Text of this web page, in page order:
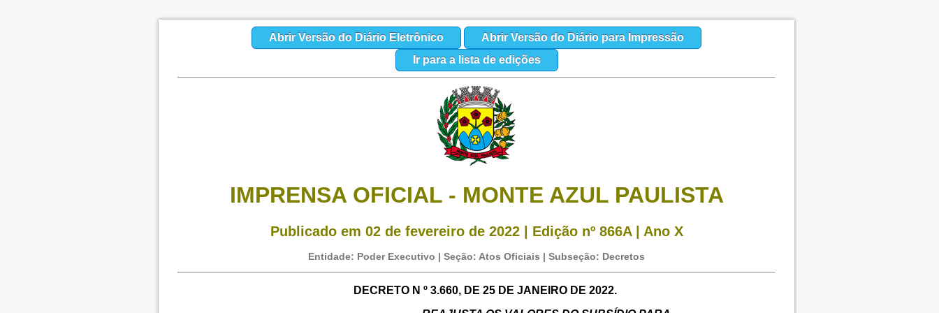
Abrir Versão do Diário Eletrônico
Abrir Versão do Diário para Impressão
Ir para a lista de edições
IMPRENSA OFICIAL - MONTE AZUL PAULISTA
Publicado em 02 de fevereiro de 2022 | Edição nº 866A | Ano X
Entidade: Poder Executivo | Seção: Atos Oficiais | Subseção: Decretos
DECRETO N º 3.660, DE 25 DE JANEIRO DE 2022.